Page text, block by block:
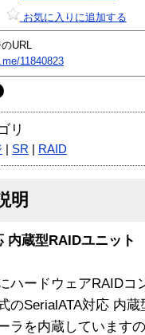
お気に入りに追加する
URL
11840823
リ
SR RAID
明
内蔵型RAIDユニット
ハードウェアRAIDコ
のSerialATA対応 内
ラを内蔵しています